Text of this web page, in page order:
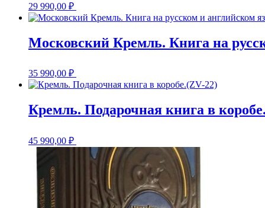
29 990,00 ₽
Московский Кремль. Книга на
35 990,00 ₽
Кремль. Подарочная книга в
45 990,00 ₽